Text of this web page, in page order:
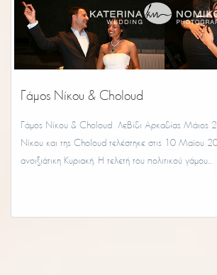
Γάμος Νίκου & Choloud
Γάμος Νίκου & Choloud Λεβίδι Αρκαδίας
Νίκου και της Choloud τελέστηκε στις 10 Μαϊου
ανοιξιάτικη Κυριακή. Η τελετή του πολιτικού γάμου...